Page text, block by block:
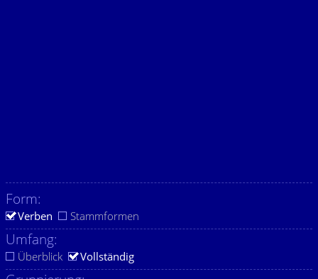
Form:
Verben Stammformen
Umfang:
Überblick Vollständig